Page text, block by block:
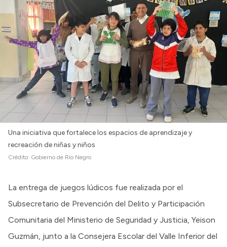
Una iniciativa que fortalece los espacios de aprendizaje y
recreación de niñas y niños
Crédito: Gobierno de Río Negro
La entrega de juegos lúdicos fue realizada por el
Subsecretario de Prevención del Delito y Participación
Comunitaria del Ministerio de Seguridad y Justicia, Yeison
Guzmán, junto a la Consejera Escolar del Valle Inferior del